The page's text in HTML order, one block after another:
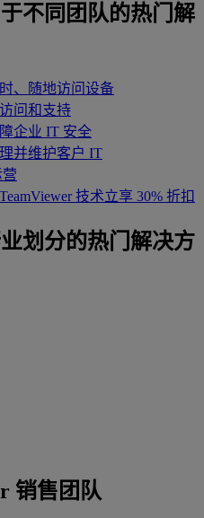
不同团队的热门解
、随地访问设备
问和支持
企业 IT 安全
并维护客户 IT
TeamViewer 技术立享 30% 折扣
划分的热门解决方
销售团队